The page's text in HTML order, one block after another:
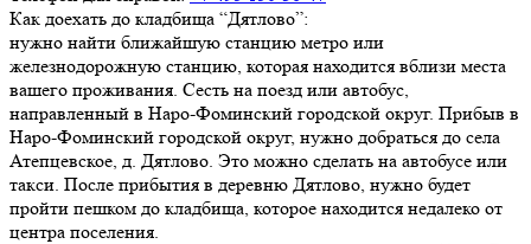
Как доехать до кладбища “Дятлово”:
нужно найти ближайшую станцию метро или
железнодорожную станцию, которая находится вблизи места
вашего проживания. Сесть на поезд или автобус,
направленный в Наро-Фоминский городской округ. Прибыв в
Наро-Фоминский городской округ, нужно добраться до села
Атепцевское, д. Дятлово. Это можно сделать на автобусе или
такси. После прибытия в деревню Дятлово, нужно будет
пройти пешком до кладбища, которое находится недалеко от
центра поселения.